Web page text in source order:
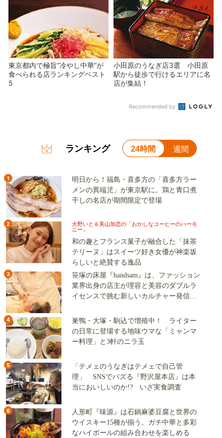
東京都内で極旨”冷やし中華”が
食べられる店ランキングベスト
5
小田原のうなぎ店3選 小田原
駅から徒歩で行けるエリアに名
店が集結！
Recommended by
ランキング 24時間 週間
1
明日から！福島・喜多方の「喜多方ラー
メンの異端児」が東京駅に。鶏と青口煮
干しの名店が期間限定で登場
2
大野いと＆美山加恋の「おかしなコーヒーのハーモ
ニー」
和の趣とフランス菓子が融合した「抹茶
テリーヌ」はスイーツ好き女優が神楽坂
らしいと絶賛する逸品
3
笹塚の床屋『handsam』は、ファッション
業界出身の店主が理容と美容のダブルラ
イセンスで挑む新しいカルチャー発信基
4
巣鴨・大塚・駒込で増殖中！ ライター
の日常に登場する地味ウマな「ミャンマ
ー料理」と3軒のニラ玉
5
「テメェのうなぎはテメェで自己管
理」 SNSでバズる『野沢屋本店』は本
当においしいのか!? いざ実食調査
6
人形町『味源』は石鍋麻婆豆腐と世界の
ウイスキー15種が揃う。ガチ中華と多彩
なハイボールの組み合わせを楽しめる